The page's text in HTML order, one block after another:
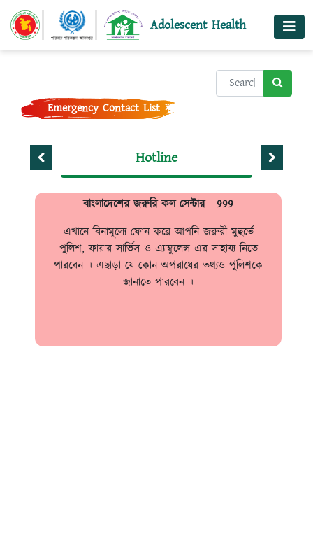
Adolescent Health
@ensection
Emergency Contact List
Hotline
বাংলাদেশের জরুরি কল সেন্টার- 999
এখানে বিনামূল্যে ফোন করে আপনি জরুরী মুহুর্তে
পুলিশ, ফায়ার সার্ভিস ও এ্যাম্বুলেন্স এর সাহায্য নিতে
পারবেন । এছাড়া যে কোন অপরাধের তথ্যও পুলিশকে
জানাতে পারবেন ।